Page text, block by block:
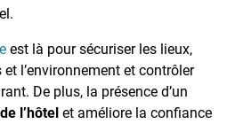
est là pour sécuriser les lieux,
l’environnement et contrôler
De plus, la présence d’un
l’hôtelet améliore la confiance